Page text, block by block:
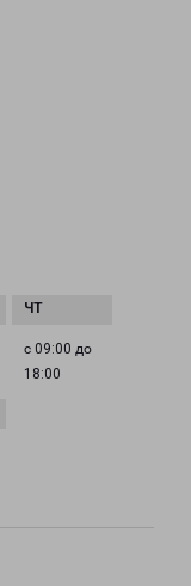
с 09:00 до
18:00